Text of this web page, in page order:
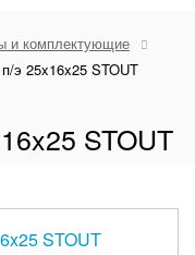
и комплектующие
э 25x16x25 STOUT
STOUT